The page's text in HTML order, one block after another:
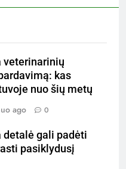
veterinarinių
kas
nuo šių metų
ago 0
detalė gali padėti
pasiklydusį